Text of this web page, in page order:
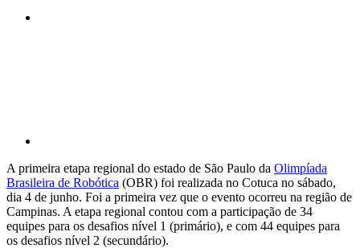
A primeira etapa regional do estado de São Paulo da Olimpíada
Brasileira de Robótica (OBR) foi realizada no Cotuca no sábado,
dia 4 de junho. Foi a primeira vez que o evento ocorreu na região de
Campinas. A etapa regional contou com a participação de 34
equipes para os desafios nível 1 (primário), e com 44 equipes para
os desafios nível 2 (secundário).